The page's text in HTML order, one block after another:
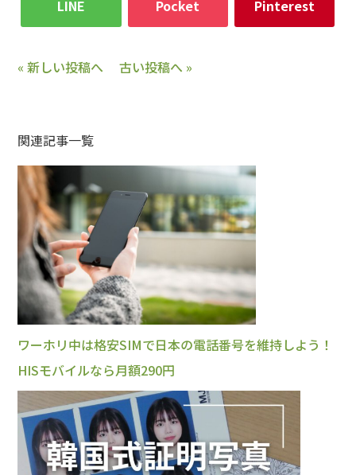
LINE Pocket Pinterest
« 新しい投稿へ 古い投稿へ »
関連記事一覧
ワーホリ中は格安SIMで日本の電話番号を維持しよう！
HISモバイルなら月額290円